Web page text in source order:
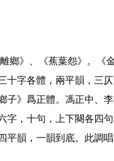
字各體，兩平韻，三仄
子》爲正體。馮正中、
字，十句，上下闋各四
平韻，一韻到底。此調